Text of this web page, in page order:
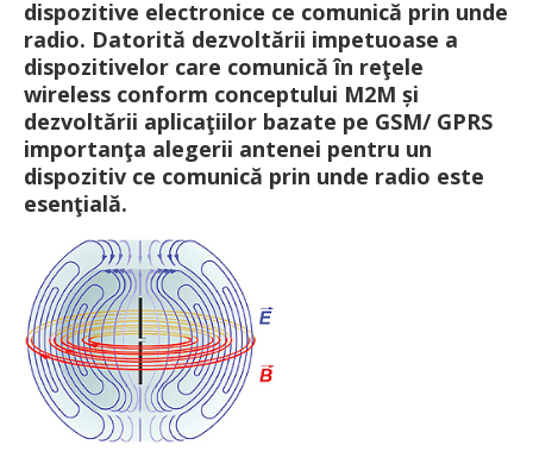
dispozitive electronice ce comunică prin unde
radio. Datorită dezvoltării impetuoase a
dispozitivelor care comunică în reţele
wireless conform conceptului M2M și
dezvoltării aplicaţiilor bazate pe GSM/ GPRS
importanţa alegerii antenei pentru un
dispozitiv ce comunică prin unde radio este
esenţială.